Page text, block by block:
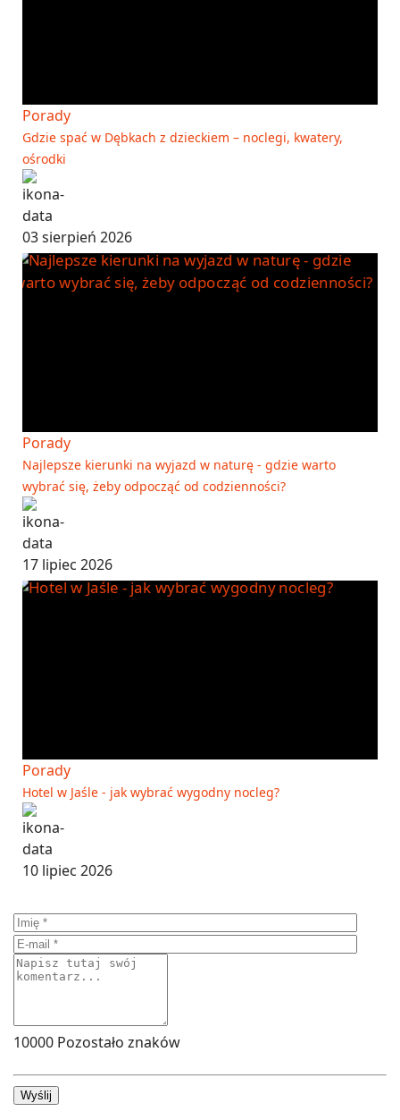
Porady
Gdzie spać w Dębkach z dzieckiem – noclegi, kwatery,
ośrodki
03 sierpień 2026
Porady
Najlepsze kierunki na wyjazd w naturę - gdzie warto
wybrać się, żeby odpocząć od codzienności?
17 lipiec 2026
Porady
Hotel w Jaśle - jak wybrać wygodny nocleg?
10 lipiec 2026
10000 Pozostało znaków
Wyślij